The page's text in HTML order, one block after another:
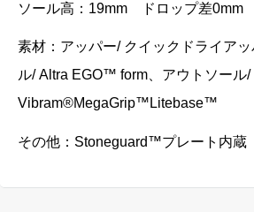
ソール高：19mm ドロップ差0mm
素材：アッパー/ クイックドライア
ル/Altra EGO™️ form、アウトソール/
Vibram®MegaGrip™Litebase™
その他： Stoneguard™プレート内蔵